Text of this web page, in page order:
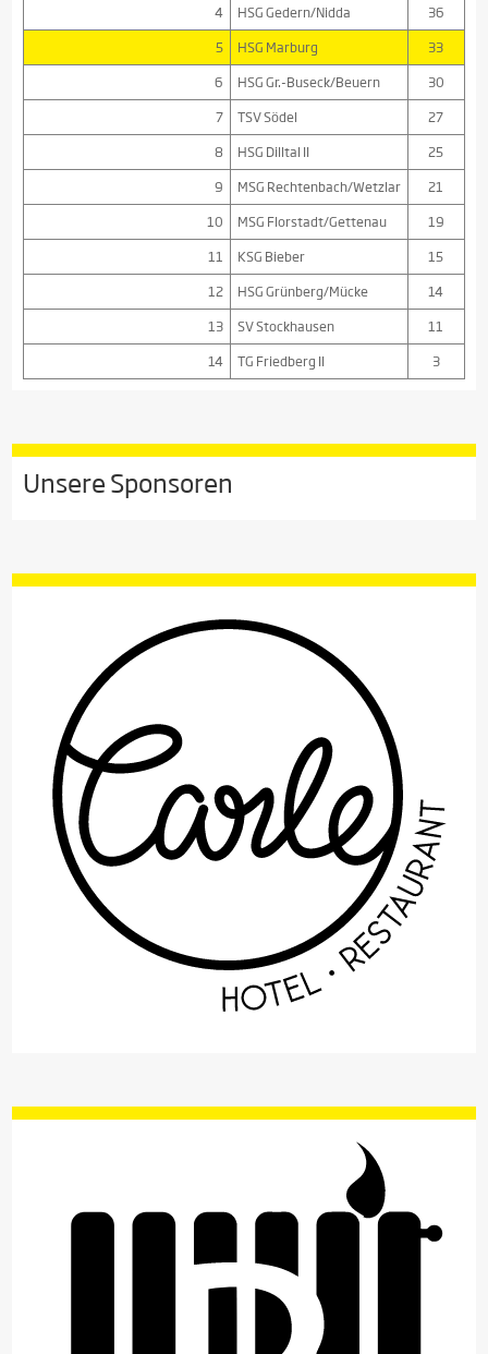
4 HSG Gedern/Nidda
36
5
HSG Marburg
33
6
HSG Gr.-Buseck/Beuern
30
7
TSV Södel
27
8
HSG Dilltal II
25
9
MSG Rechtenbach/Wetzlar
21
10
MSG Florstadt/Gettenau
19
11
KSG Bieber
15
12
HSG Grünberg/Mücke
14
13
SV Stockhausen
11
14
TG Friedberg II 3
Unsere Sponsoren